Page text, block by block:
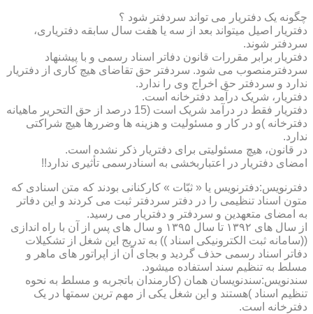
چگونه یک دفتریار می تواند سردفتر شود ؟
دفتریار اصیل میتواند بعد از سه یا هفت سال سابقه دفتریاری،
سردفتر شوند.
دفتریار برابر مقررات قانون دفاتر اسناد رسمی و با پیشنهاد
سردفترمنصوب می شود. سردفتر حق تقاضای هیچ کاری از دفتریار
ندارد و سردفتر حق اخراج وی را ندارد.
دفتریار، شریک درآمد دفترخانه است.
دفتریار فقط در درآمد شریک است (15 درصد از حق التحریر ماهیانه
دفترخانه )و در کار و مسئولیت و هزینه ها وضررها هیچ شراکتی
ندارد.
در قانون، هیچ مسئولیتی برای دفتریار ذکر نشده است.
امضای دفتریار در اعتباربخشی به اسنادرسمی تأثیری ندارد!!
دفترنویس:دفترنویس یا « ثبّات » کارکنانی بودند که متن اسنادی که
متون اسناد تنظیمی را در دفتر سردفتر ثبت می کردند و این دفاتر
به امضای متعهدین و سردفتر و دفتریار می رسید.
از سال های ۱۳۹۲ تا سال ۱۳۹۵ و سال های پس از آن با راه اندازی
((سامانه ثبت الکترونیکی اسناد )) به تدریج این شغل از تشکیلات
دفاتر اسناد رسمی حذف گردید و بجای آن از اپراتور های ماهر و
مسلط به تنظیم سند استفاده میشود.
سندنویس:سندنویسان همان (کارمندان باتجربه و مسلط به نحوه
تنظیم اسناد )هستند و این شغل یکی از مهم ترین سمتها در یک
دفترخانه است.